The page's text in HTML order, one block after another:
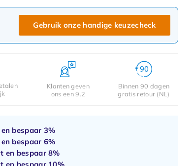
Gebruik onze handige keuzecheck
Klanten geven
ons een 9.2
Binnen 90 dagen
gratis retour (NL)
bespaar 3%
bespaar 6%
en bespaar8%
en bespaar 10%